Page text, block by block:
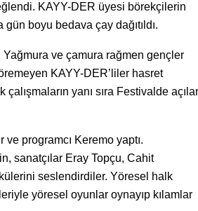
KAYY-DER üyesi börekçilerin
boyu bedava çay dağıtıldı.
Yağmura ve çamura rağmen gençler
KAYY-DER’liler hasret
yanı sıra Festivalde
programcı Keremo yaptı.
sanatçılar Eray Topçu, Cahit
seslendirdiler. Yöresel halk
yöresel oyunlar oynayıp kılamlar